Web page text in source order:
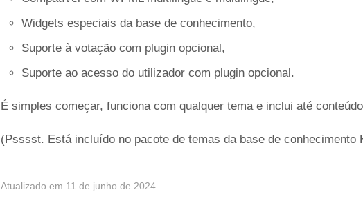
Widgets especiais da base de conhecimento,
Suporte à votação com plugin opcional,
Suporte ao acesso do utilizador com plugin opcional.
É simples começar, funciona com qualquer tema e inclui até
(Psssst. Está incluído no pacote de temas da base de conhecimento
Atualizado em 11 de junho de 2024